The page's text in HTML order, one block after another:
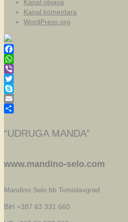
Kanal objava
Kanal komentara
WordPress.org
Facebook
WhatsApp
Viber
Twitter
Skype
Email
“UDRUGA MANDA”
www.mandino-selo.com
Mandino Selo bb Tomislavgrad
BiH +387 63 331 660